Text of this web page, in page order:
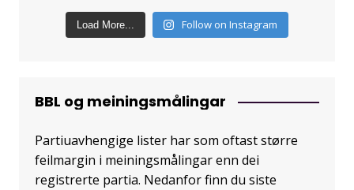
Load More... Follow on Instagram
BBL og meiningsmålingar
Partiuavhengige lister har som oftast større
feilmargin i meiningsmålingar enn dei
registrerte partia. Nedanfor finn du siste